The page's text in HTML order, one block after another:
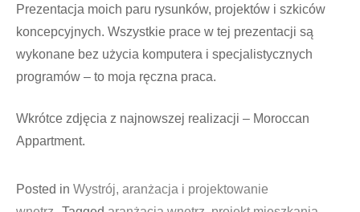
Prezentacja moich paru rysunków, projektów i szkiców
koncepcyjnych. Wszystkie prace w tej prezentacji są
wykonane bez użycia komputera i specjalistycznych
programów – to moja ręczna praca.
Wkrótce zdjęcia z najnowszej realizacji – Moroccan
Appartment.
Posted in Wystrój, aranżacja i projektowanie